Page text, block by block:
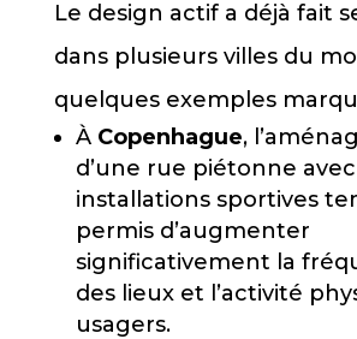
Le design actif a déjà fait
dans plusieurs villes du
quelques exemples
À Copenhague,
d’une rue piétonne
installations sportives
permis d’augmenter
significativement la
des lieux et l’activité
usagers.